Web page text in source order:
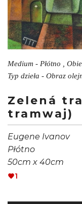
Medium - Płótno ,
Typ dzieła - Obraz
Zelená
tramwaj)
Eugene Ivanov
Płótno
50cm x 40cm
1